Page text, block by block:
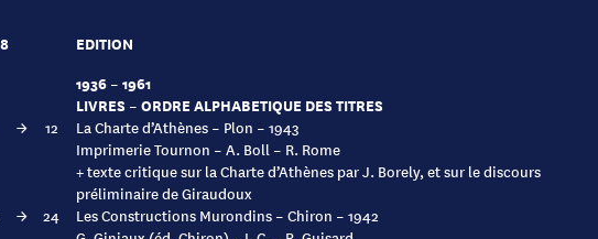
EDITION
1936 – 1961
LIVRES – ORDRE ALPHABETIQUE DES TITRES
→ 12
La Charte d’Athènes – Plon – 1943
Imprimerie Tournon – A. Boll – R. Rome
+ texte critique sur la Charte d’Athènes par J. Borely, et sur le discours
préliminaire de Giraudoux
→ 24
Les Constructions Murondins – Chiron – 1942